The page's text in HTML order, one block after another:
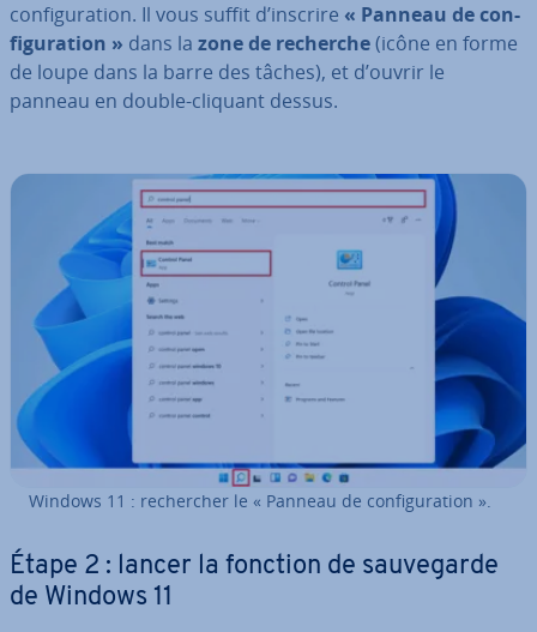
con­fi­gu­ra­tion. Il vous suffit d’inscrire « Panneau de con­
fi­gu­ra­tion » dans la zone de recherche(icône en forme
de loupe dans la barre des tâches), et d’ouvrir le
panneau en double-cliquant dessus.
Windows 11 : re­cher­cher le « Panneau de con­fi­gu­ra­tion ».
Étape 2 : lancer la fonction de sau­ve­garde
de Windows 11